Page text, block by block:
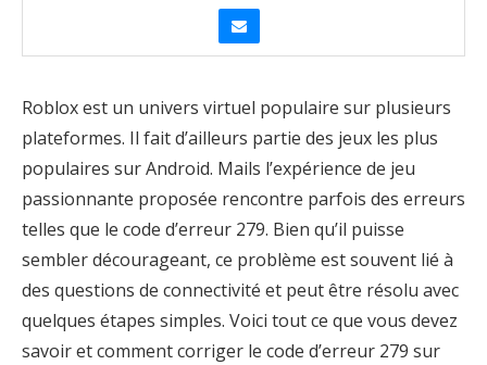
Roblox est un univers virtuel populaire sur plusieurs
plateformes. Il fait d’ailleurs partie des jeux les plus
populaires sur Android. Mails l’expérience de jeu
passionnante proposée rencontre parfois des erreurs
telles que le code d’erreur 279. Bien qu’il puisse
sembler décourageant, ce problème est souvent lié à
des questions de connectivité et peut être résolu avec
quelques étapes simples. Voici tout ce que vous devez
savoir et comment corriger le code d’erreur 279 sur